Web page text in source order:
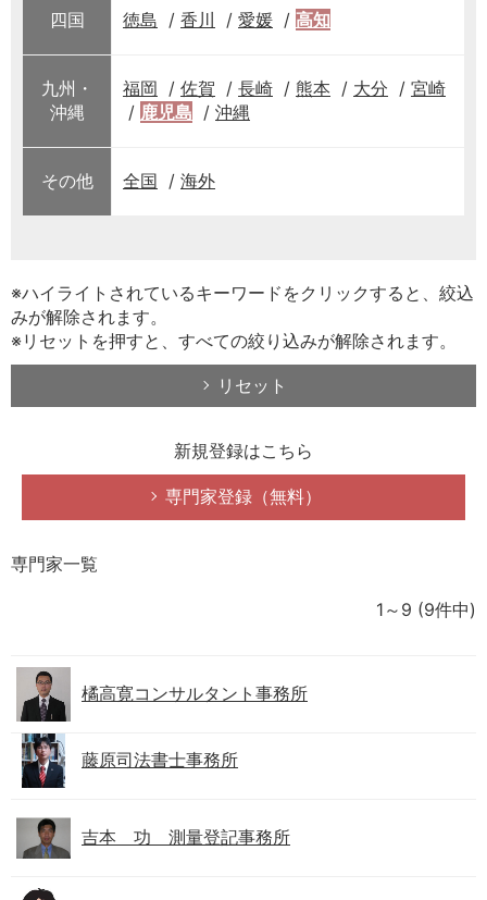
四国 徳島 香川 愛媛 高知
九州・
沖縄
福岡 佐賀 長崎 熊本 大分
宮崎
鹿児島
沖縄
その他 全国 海外
※ハイライトされているキーワードをクリックすると、絞込
みが解除されます。
※リセットを押すと、すべての絞り込みが解除されます。
リセット
新規登録はこちら
専門家登録（無料）
専門家一覧
1～9 (9件中)
橘高寛コンサルタント事務所
藤原司法書士事務所
吉本 功 測量登記事務所